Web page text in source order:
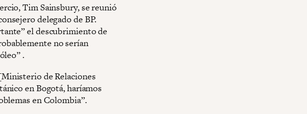
Tim Sainsbury, se reunió
delegado de BP.
el descubrimiento de
no serían
.
de Relaciones
en Bogotá, haríamos
en Colombia”.